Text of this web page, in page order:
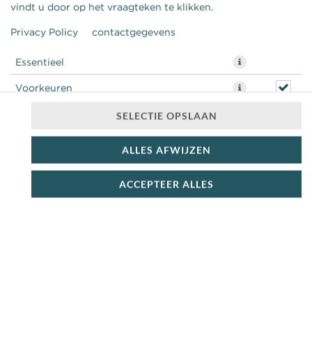
vindt u door op het vraagteken te klikken.
Privacy Policy contactgegevens
Essentieel
Voorkeuren
SELECTIE OPSLAAN
ALLES AFWIJZEN
ACCEPTEER ALLES
warm vlees, ui, paprika, pindasaus